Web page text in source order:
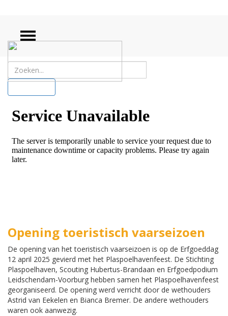
Opening toeristisch vaarseizoen
De opening van het toeristisch vaarseizoen is op de Erfgoeddag
12 april 2025 gevierd met het Plaspoelhavenfeest. De Stichting
Plaspoelhaven, Scouting Hubertus-Brandaan en Erfgoedpodium
Leidschendam-Voorburg hebben samen het Plaspoelhavenfeest
georganiseerd. De opening werd verricht door de wethouders
Astrid van Eekelen en Bianca Bremer. De andere wethouders
waren ook aanwezig.